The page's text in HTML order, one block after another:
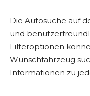
Die Autosuche auf
und
Filteroptionen
Wunschfahrzeug
Informationen zu